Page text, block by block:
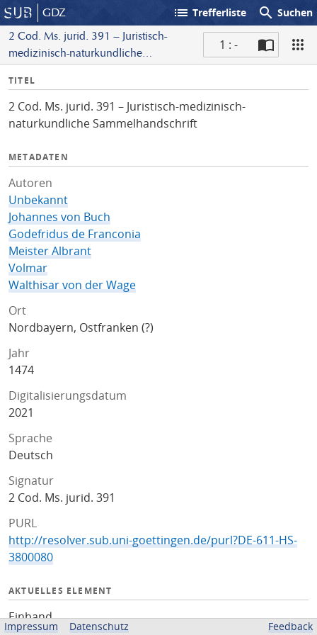
GDZ list Trefferliste search Suchen
2 Cod. Ms. jurid. 391 – Juristisch-
medizinisch-naturkundliche
1 : -
I
f
o
TITEL
2 Cod. Ms. jurid. 391 – Juristisch-medizinisch-
naturkundliche Sammelhandschrift
METADATEN
Autoren
Unbekannt
Johannes von Buch
Godefridus de Franconia
Meister Albrant
Volmar
Walthisar von der Wage
Ort
Nordbayern, Ostfranken (?)
Jahr
1474
Digitalisierungsdatum
2021
Sprache
Deutsch
Signatur
2 Cod. Ms. jurid. 391
PURL
http://resolver.sub.uni-goettingen.de/purl?DE-611-HS-
3800080
AKTUELLES ELEMENT
Einband
Impressum Datenschutz Feedback